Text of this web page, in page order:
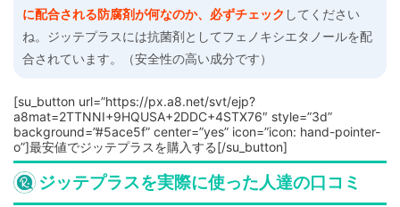
に配合される防腐剤が何なのか、必ずチェック してください
ね。ジッテプラスには抗菌剤としてフェノキシエタノールを配
合されています。（安全性の高い成分です）
[su_button url=”https://px.a8.net/svt/ejp?
a8mat=2TTNNI+9HQUSA+2DDC+4STX76″ style=”3d”
background=”#5ace5f” center=”yes” icon=”icon: hand-pointer-
o”]最安値でジッテプラスを購入する[/su_button]
ジッテプラスを実際に使った人達の口コミ